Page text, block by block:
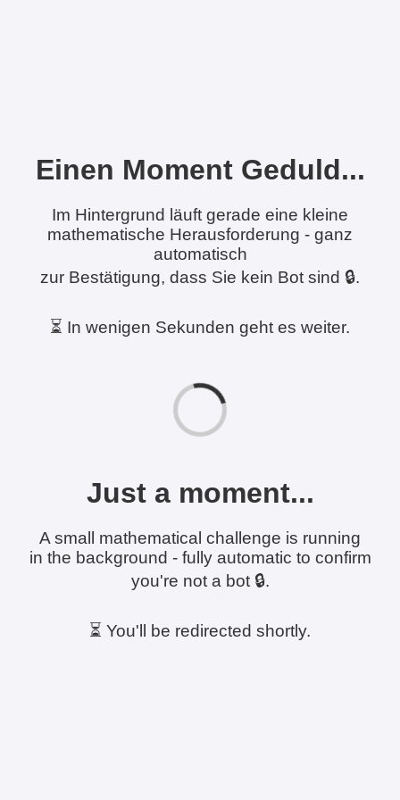
Einen Moment Geduld...
Im Hintergrund läuft gerade eine kleine
mathematische Herausforderung - ganz
automatisch
zur Bestätigung, dass Sie kein Bot sind 🔒.
⏳ In wenigen Sekunden geht es weiter.
Just a moment...
A small mathematical challenge is running
in the background - fully automatic to confirm
you're not a bot 🔒.
⏳ You'll be redirected shortly.